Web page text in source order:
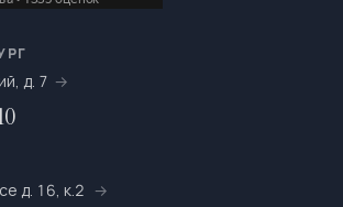
д. 7
д. 16, к.2